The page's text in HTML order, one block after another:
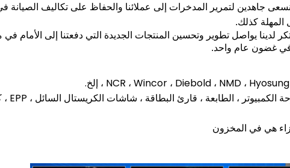
نسعى جاهدين لتمرير المدخرات إلى عملائنا والحفاظ على تكاليف الصيانة
المهلة كذلك.
لدينا يواصل تطوير وتحسين المنتجات الجديدة التي دفعتنا إلى الأمام
في غضون عام واحد.